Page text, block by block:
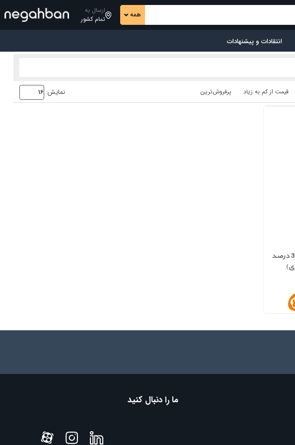
همه
ارسال به
تمام کشور
انتقادات و پیشنهادات
قيمت از کم به زیاد پرفروش‌ترین نمایش:
کف اتش نشانی پروتئین 3 درصد
ما را دنبال کنید